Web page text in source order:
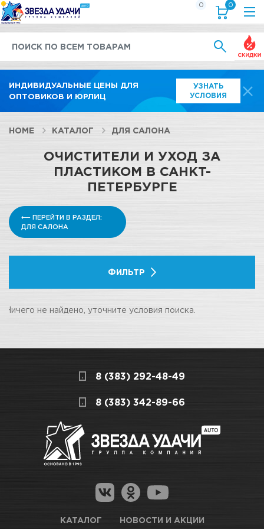
ИНДИВИДУАЛЬНЫЕ ЦЕНЫ ДЛЯ
ОПТОВИКОВ И ЮРЛИЦ
УЗНАТЬ
УСЛОВИЯ
0 0
HOME КАТАЛОГ ДЛЯ САЛОНА
ОЧИСТИТЕЛИ И УХОД ЗА
ПЛАСТИКОМ В САНКТ-
ПЕТЕРБУРГЕ
⟵ ПЕРЕЙТИ В РАЗДЕЛ:
ДЛЯ САЛОНА
ФИЛЬТР
Ничего не найдено, уточните условия поиска.
8 (383) 292-48-49
8 (383) 342-89-66
КАТАЛОГ НОВОСТИ И АКЦИИ